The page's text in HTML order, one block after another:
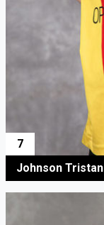
7
Johnson Tristan